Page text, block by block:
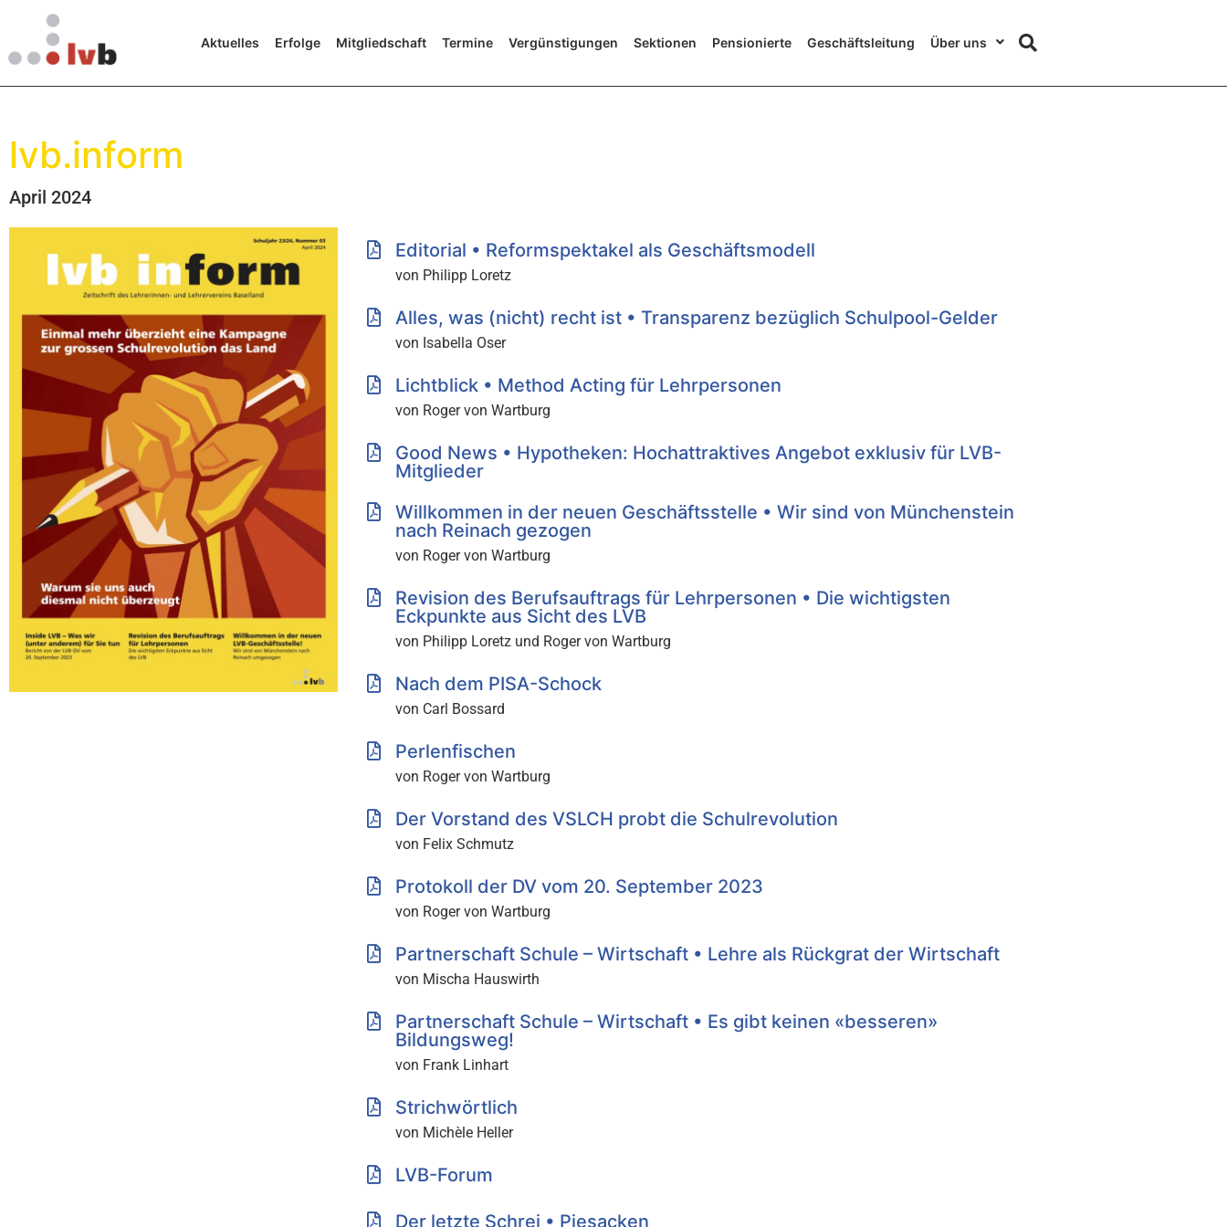
Aktuelles Erfolge Mitgliedschaft Termine Vergünstigungen Sektionen Pensionierte Geschäftsleitung Über uns
lvb.inform
April 2024
Editorial • Reformspektakel als Geschäftsmodell
von Philipp Loretz
Alles, was (nicht) recht ist • Transparenz bezüglich Schulpool-Gelder
von Isabella Oser
Lichtblick • Method Acting für Lehrpersonen
von Roger von Wartburg
Good News • Hypotheken: Hochattraktives Angebot exklusiv für LVB-
Mitglieder
Willkommen in der neuen Geschäftsstelle • Wir sind von Münchenstein
nach Reinach gezogen
von Roger von Wartburg
Revision des Berufsauftrags für Lehrpersonen • Die wichtigsten
Eckpunkte aus Sicht des LVB
von Philipp Loretz und Roger von Wartburg
Nach dem PISA-Schock
von Carl Bossard
Perlenfischen
von Roger von Wartburg
Der Vorstand des VSLCH probt die Schulrevolution
von Felix Schmutz
Protokoll der DV vom 20. September 2023
von Roger von Wartburg
Partnerschaft Schule – Wirtschaft • Lehre als Rückgrat der Wirtschaft
von Mischa Hauswirth
Partnerschaft Schule – Wirtschaft • Es gibt keinen «besseren»
Bildungsweg!
von Frank Linhart
Strichwörtlich
von Michèle Heller
LVB-Forum
Der letzte Schrei • Piesacken